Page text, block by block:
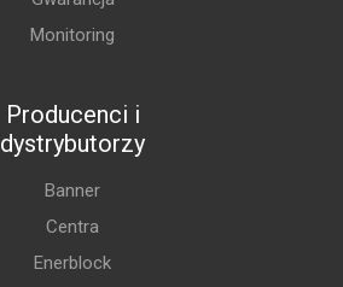
Monitoring
Producenci i
dystrybutorzy
Banner
Centra
Enerblock